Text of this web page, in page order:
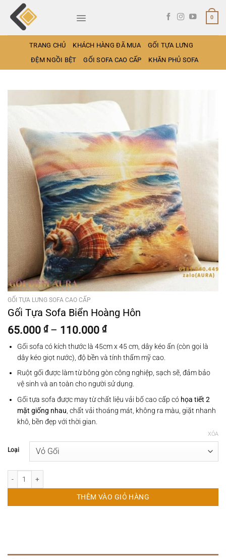
qua
0
TRANG CHỦ KHÁCH HÀNG ĐÃ MUA
GỐI TỰA LƯNG
ĐỆM NGỒI BỆT
GỐI SOFA CAO CẤP KHĂN PHỦ SOFA
GỐI TỰA LƯNG SOFA CAO CẤP
Gối Tựa Sofa Biển Hoàng Hôn
65.000 ₫ – 110.000 ₫Khoảng
từ
65.000 ₫
đến
110.000 ₫
Gối sofa có kích thước là 45cm x 45 cm, dây kéo ẩn (còn gọi là
dây kéo giọt nước), độ bền và tính thẩm mỹ cao.
Ruột gối được làm từ bông gòn công nghiệp, sạch sẽ, đảm bảo
vệ sinh và an toàn cho người sử dụng.
Gối tựa sofa được may từ chất liệu vải bố cao cấp có họa tiết 2
mặt giống nhau , chất vải thoáng mát, không ra màu, giặt nhanh
khô, bền đẹp với thời gian.
Loại
XÓA
THÊM VÀO GIỎ HÀNG